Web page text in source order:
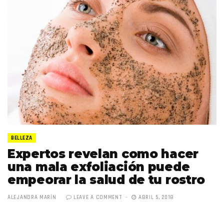
BELLEZA
Expertos revelan como hacer
una mala exfoliación puede
empeorar la salud de tu rostro
ALEJANDRA MARÍN LEAVE A COMMENT ABRIL 5, 2018